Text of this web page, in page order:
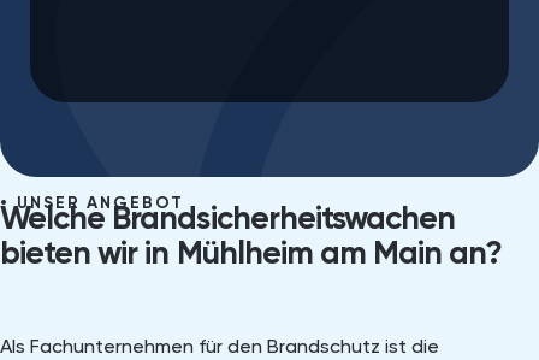
UNSER ANGEBOT
Welche Brandsicherheitswachen
bieten wir in Mühlheim am Main an?
Als Fachunternehmen für den Brandschutz ist die